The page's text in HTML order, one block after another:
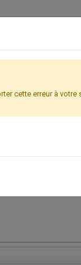
ID. When a
cette erreur à votre